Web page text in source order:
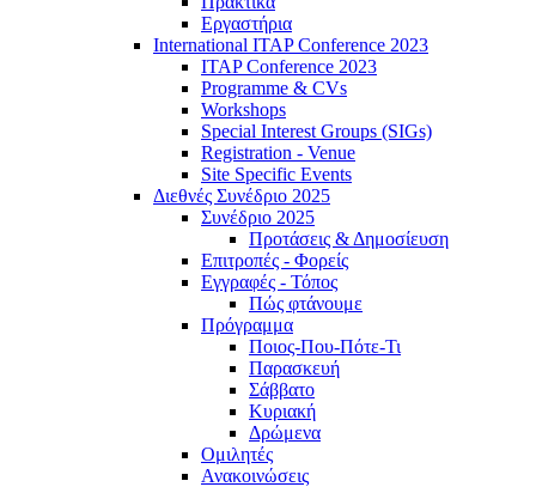
Εργαστήρια
International ITAP Conference 2023
ITAP Conference 2023
Programme & CVs
Workshops
Special Interest Groups (SIGs)
Registration - Venue
Site Specific Events
Διεθνές Συνέδριο 2025
Συνέδριο 2025
Προτάσεις & Δημοσίευση
Επιτροπές - Φορείς
Εγγραφές - Τόπος
Πώς φτάνουμε
Πρόγραμμα
Ποιος-Που-Πότε-Τι
Παρασκευή
Σάββατο
Κυριακή
Δρώμενα
Ομιλητές
Ανακοινώσεις